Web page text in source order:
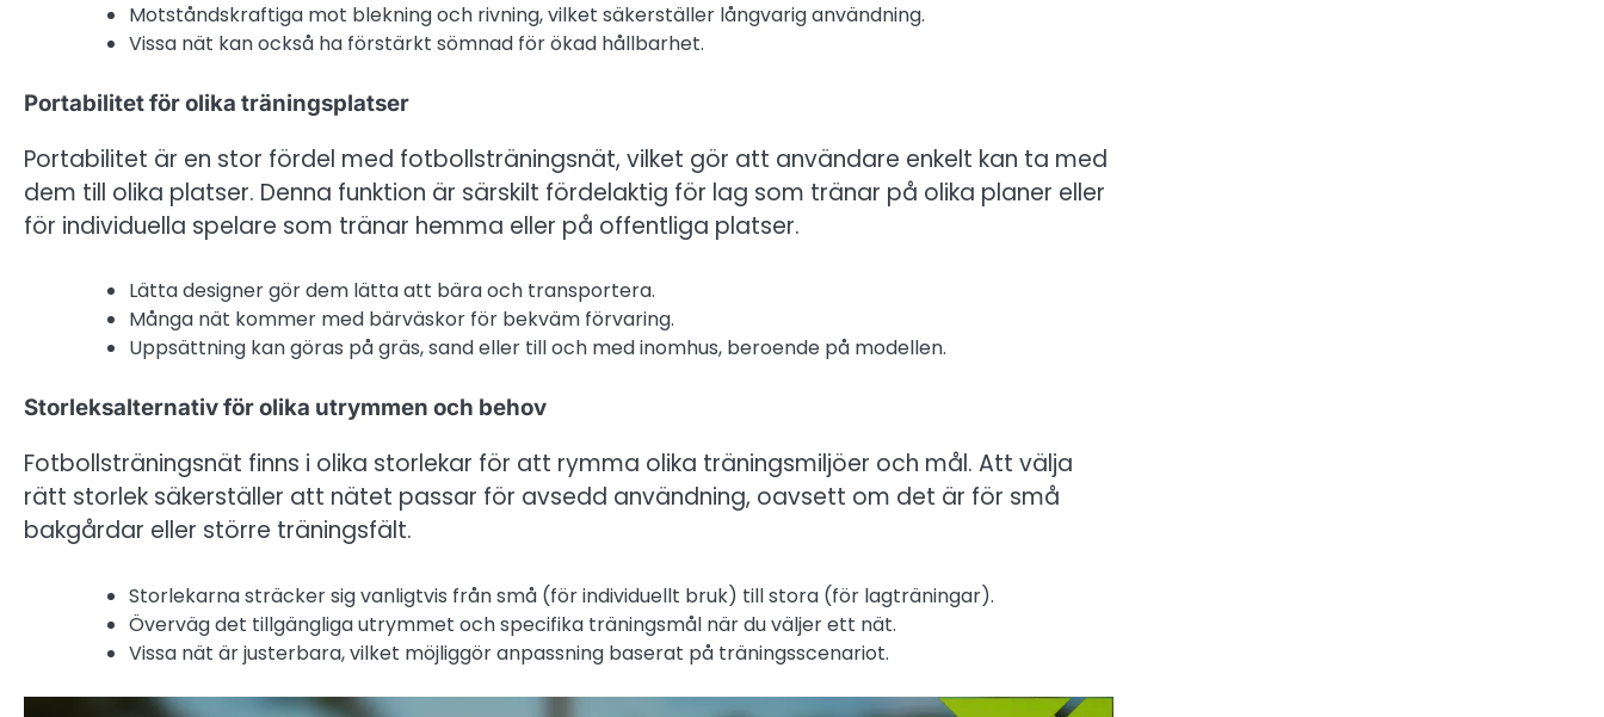
Motståndskraftiga mot blekning och rivning, vilket säkerställer långvarig användning.
Vissa nät kan också ha förstärkt sömnad för ökad hållbarhet.
Portabilitet för olika träningsplatser
Portabilitet är en stor fördel med fotbollsträningsnät, vilket gör att användare enkelt kan ta med
dem till olika platser. Denna funktion är särskilt fördelaktig för lag som tränar på olika planer eller
för individuella spelare som tränar hemma eller på offentliga platser.
Lätta designer gör dem lätta att bära och transportera.
Många nät kommer med bärväskor för bekväm förvaring.
Uppsättning kan göras på gräs, sand eller till och med inomhus, beroende på modellen.
Storleksalternativ för olika utrymmen och behov
Fotbollsträningsnät finns i olika storlekar för att rymma olika träningsmiljöer och mål. Att välja
rätt storlek säkerställer att nätet passar för avsedd användning, oavsett om det är för små
bakgårdar eller större träningsfält.
Storlekarna sträcker sig vanligtvis från små (för individuellt bruk) till stora (för lagträningar).
Överväg det tillgängliga utrymmet och specifika träningsmål när du väljer ett nät.
Vissa nät är justerbara, vilket möjliggör anpassning baserat på träningsscenariot.